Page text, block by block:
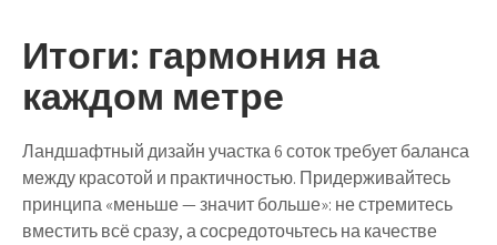
Итоги: гармония на
каждом метре
Ландшафтный дизайн участка 6 соток требует баланса
между красотой и практичностью. Придерживайтесь
принципа «меньше — значит больше»: не стремитесь
вместить всё сразу, а сосредоточьтесь на качестве